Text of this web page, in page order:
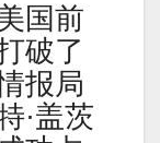
国前
破了
报局
·盖茨